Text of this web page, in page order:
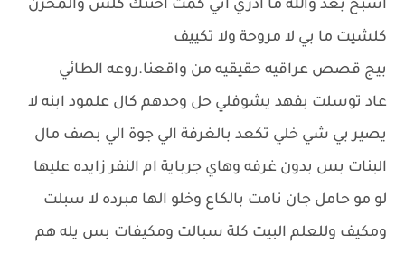
اسبح بعد والله ما ادري اني كمت اختنك كلش والمخزن
كلشيت ما بي لا مروحة ولا تكييف
بيج قصص عراقيه حقيقيه من واقعنا.روعه الطائي
عاد توسلت بفهد يشوفلي حل وحدهم كال علمود ابنه لا
يصير بي شي خلي تكعد بالغرفة الي جوة الي بصف مال
البنات بس بدون غرفه وهاي جرباية ام النفر زايده عليها
لو مو حامل جان نامت بالكاع وخلو الها مبرده لا سبلت
ومكيف وللعلم البيت كلة سبالت ومكيفات بس يله هم